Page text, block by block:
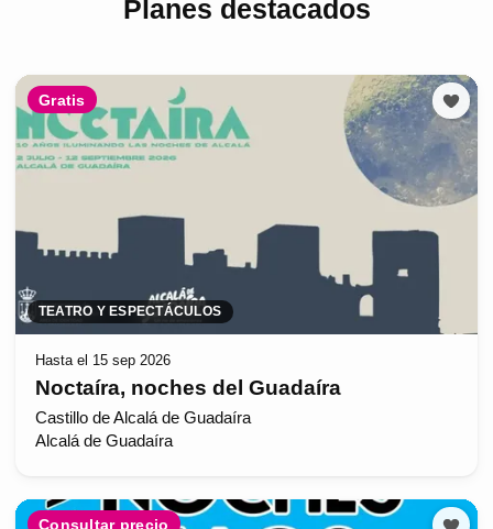
Planes destacados
Gratis
TEATRO Y ESPECTÁCULOS
Hasta el 15 sep 2026
Noctaíra, noches del Guadaíra
Castillo de Alcalá de Guadaíra
Alcalá de Guadaíra
Consultar precio